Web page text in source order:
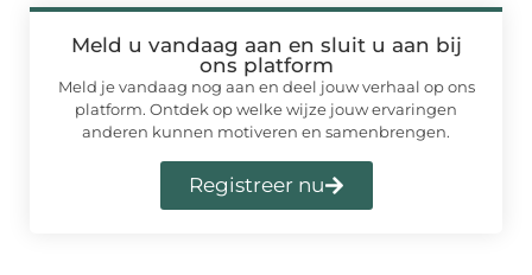
Meld u vandaag aan en sluit u aan bij
ons platform
Meld je vandaag nog aan en deel jouw verhaal op ons
platform. Ontdek op welke wijze jouw ervaringen
anderen kunnen motiveren en samenbrengen.
Registreer nu